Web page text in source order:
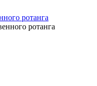
ротанга
ротанга